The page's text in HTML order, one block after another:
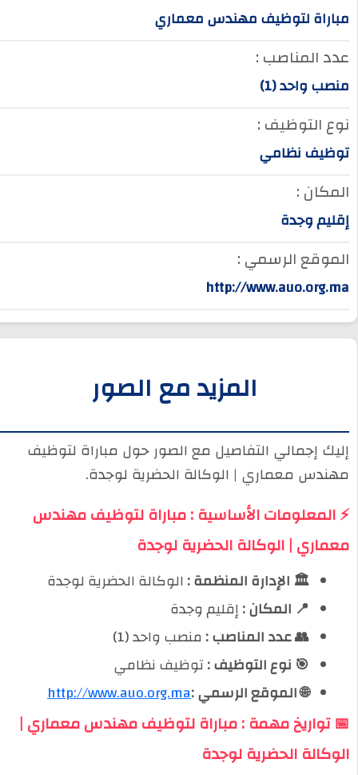
مباراة لتوظيف مهندس معماري
عدد المناصب :
منصب واحد (1)
نوع التوظيف :
توظيف نظامي
المكان :
إقليم وجدة
الموقع الرسمي :
http://www.auo.org.ma
المزيد مع الصور
إليك إجمالي التفاصيل مع الصور حول مباراة لتوظيف
مهندس معماري | الوكالة الحضرية لوجدة.
⚡ المعلومات الأساسية : مباراة لتوظيف مهندس
معماري | الوكالة الحضرية لوجدة
🏛️ الإدارة المنظمة :الوكالة الحضرية لوجدة
📍 المكان :إقليم وجدة
👥 عدد المناصب :منصب واحد (1)
🎯 نوع التوظيف :توظيف نظامي
🌐 الموقع الرسمي :http://www.auo.org.ma
📅 تواريخ مهمة : مباراة لتوظيف مهندس معماري |
الوكالة الحضرية لوجدة